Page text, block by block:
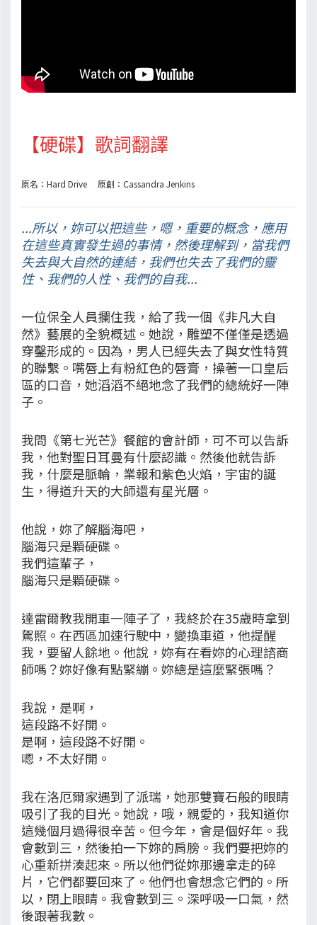
【硬碟】歌詞翻譯
原名：Hard Drive 原創：Cassandra Jenkins
...所以，妳可以把這些，嗯，重要的概念，應用
在這些真實發生過的事情，然後理解到，當我們
失去與大自然的連結，我們也失去了我們的靈
性、我們的人性、我們的自我...
一位保全人員攔住我，給了我一個《非凡大自
然》藝展的全貌概述。她說，雕塑不僅僅是透過
穿鑿形成的。因為，男人已經失去了與女性特質
的聯繫。嘴唇上有粉紅色的唇膏，操著一口皇后
區的口音，她滔滔不絕地念了我們的總統好一陣
子。
我問《第七光芒》餐館的會計師，可不可以告訴
我，他對聖日耳曼有什麼認識。然後他就告訴
我，什麼是脈輪，業報和紫色火焰，宇宙的誕
生，得道升天的大師還有星光層。
他說，妳了解腦海吧，
腦海只是顆硬碟。
我們這輩子，
腦海只是顆硬碟。
達雷爾教我開車一陣子了，我終於在35歲時拿到
駕照。在西區加速行駛中，變換車道，他提醒
我，要留人餘地。他說，妳有在看妳的心理諮商
師嗎？妳好像有點緊繃。妳總是這麼緊張嗎？
我說，是啊，
這段路不好開。
是啊，這段路不好開。
嗯，不太好開。
我在洛厄爾家遇到了派瑞，她那雙寶石般的眼睛
吸引了我的目光。她說，哦，親愛的，我知道你
這幾個月過得很辛苦。但今年，會是個好年。我
會數到三，然後拍一下妳的肩膀。我們要把妳的
心重新拼湊起來。所以他們從妳那邊拿走的碎
片，它們都要回來了。他們也會想念它們的。所
以，閉上眼睛。我會數到三。深呼吸一口氣，然
後跟著我數。